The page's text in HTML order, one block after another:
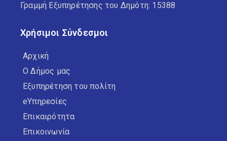
Γραμμή Εξυπηρέτησης του Δημότη: 15388
Χρήσιμοι Σύνδεσμοι
Αρχική
Ο Δήμος μας
Εξυπηρέτηση του πολίτη
eΥπηρεσίες
Επικαιρότητα
Επικοινωνία